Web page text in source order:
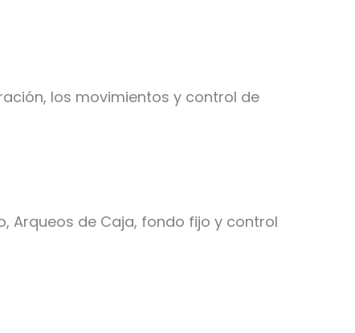
los movimientos y control de
Arqueos de Caja, fondo fijo y control